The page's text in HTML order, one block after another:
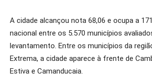
A cidade alcançou nota 68,06 e ocupa a
nacional entre os 5.570 municípios
levantamento. Entre os municípios da
Extrema, a cidade aparece à frente de
Estiva e Camanducaia.